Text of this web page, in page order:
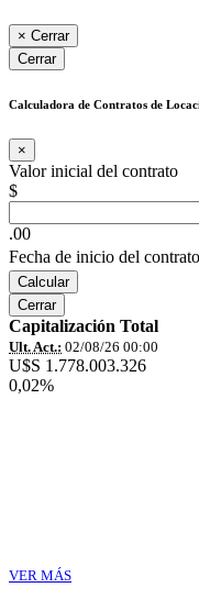
× Cerrar
Cerrar
Calculadora de Contratos de
×
Valor inicial del contrato
$
.00
Fecha de inicio del contrato
Calcular
Cerrar
Capitalización Total
Ult. Act.: 02/08/26 00:00
U$S 1.778.003.326
0,02%
VER MÁS